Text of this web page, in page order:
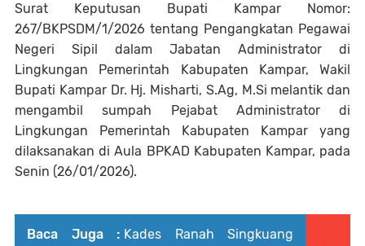
Surat Keputusan Bupati Kampar Nomor:
267/BKPSDM/1/2026 tentang Pengangkatan Pegawai
Negeri Sipil dalam Jabatan Administrator di
Lingkungan Pemerintah Kabupaten Kampar, Wakil
Bupati Kampar Dr. Hj. Misharti, S.Ag, M.Si melantik dan
mengambil sumpah Pejabat Administrator di
Lingkungan Pemerintah Kabupaten Kampar yang
dilaksanakan di Aula BPKAD Kabupaten Kampar, pada
Senin (26/01/2026).
Baca Juga : Kades Ranah Singkuang